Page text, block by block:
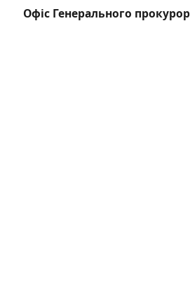
Офіс Генерального